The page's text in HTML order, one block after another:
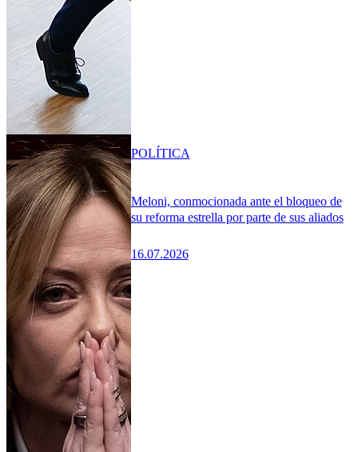
Meloni, conmocionada ante el bloqueo de
su reforma estrella por parte de sus aliados
16.07.2026
POLÍTICA